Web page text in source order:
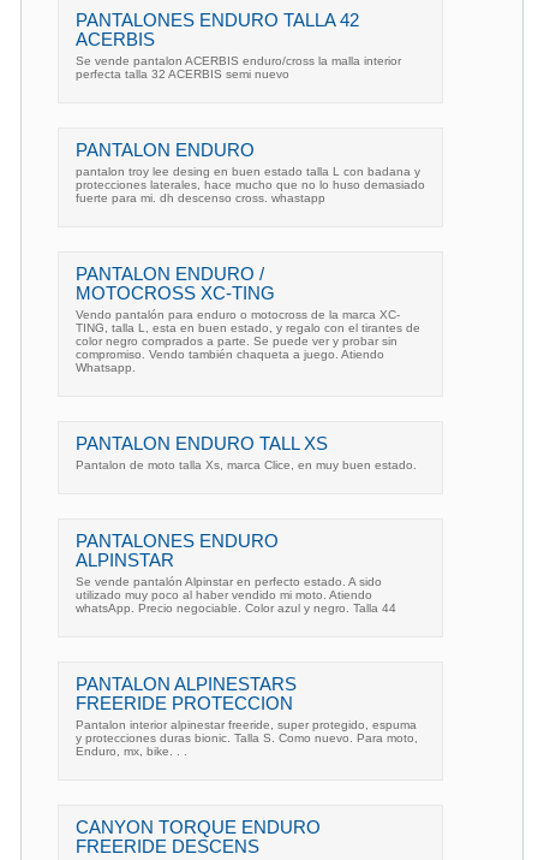
PANTALONES ENDURO TALLA 42
ACERBIS
Se vende pantalon ACERBIS enduro/cross la malla interior
perfecta talla 32 ACERBIS semi nuevo
PANTALON ENDURO
pantalon troy lee desing en buen estado talla L con badana y
protecciones laterales, hace mucho que no lo huso demasiado
fuerte para mi. dh descenso cross. whastapp
PANTALON ENDURO /
MOTOCROSS XC-TING
Vendo pantalón para enduro o motocross de la marca XC-
TING, talla L, esta en buen estado, y regalo con el tirantes de
color negro comprados a parte. Se puede ver y probar sin
compromiso. Vendo también chaqueta a juego. Atiendo
Whatsapp.
PANTALON ENDURO TALL XS
Pantalon de moto talla Xs, marca Clice, en muy buen estado.
PANTALONES ENDURO
ALPINSTAR
Se vende pantalón Alpinstar en perfecto estado. A sido
utilizado muy poco al haber vendido mi moto. Atiendo
whatsApp. Precio negociable. Color azul y negro. Talla 44
PANTALON ALPINESTARS
FREERIDE PROTECCION
Pantalon interior alpinestar freeride, super protegido, espuma
y protecciones duras bionic. Talla S. Como nuevo. Para moto,
Enduro, mx, bike. . .
CANYON TORQUE ENDURO
FREERIDE DESCENS